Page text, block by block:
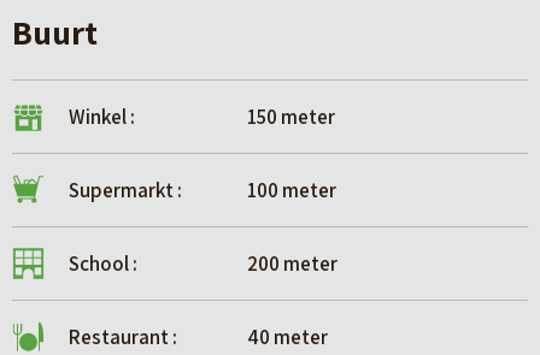
Buurt
Winkel : 150 meter
Supermarkt : 100 meter
School : 200 meter
Restaurant : 40 meter